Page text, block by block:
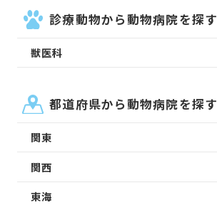
診療動物から動物病院を探す
獣医科
都道府県から動物病院を探す
関東
関西
東海